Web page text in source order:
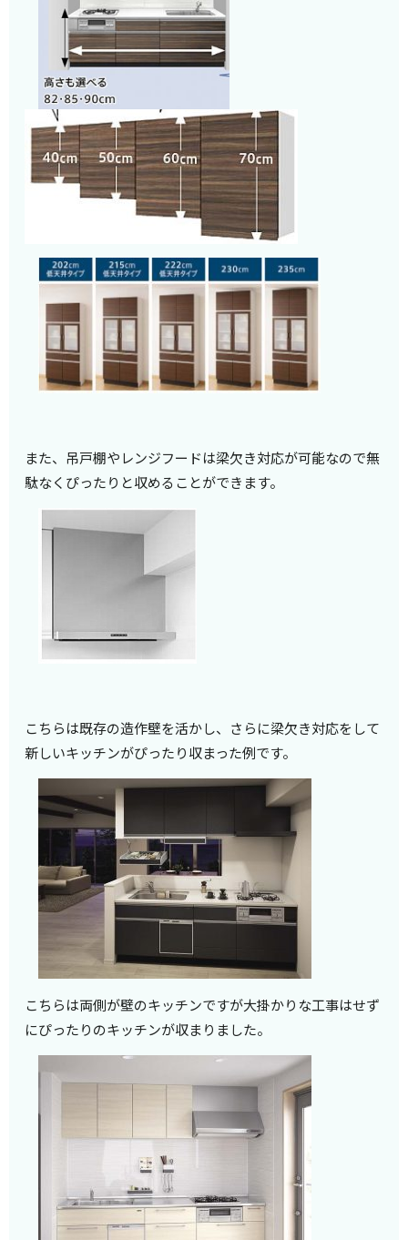
また、吊戸棚やレンジフードは梁欠き対応が可能なので無
駄なくぴったりと収めることができます。
こちらは既存の造作壁を活かし、さらに梁欠き対応をして
新しいキッチンがぴったり収まった例です。
こちらは両側が壁のキッチンですが大掛かりな工事はせず
にぴったりのキッチンが収まりました。